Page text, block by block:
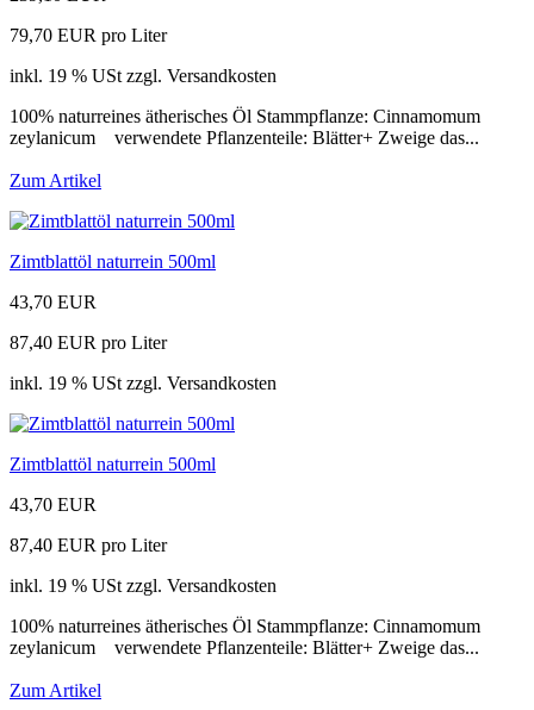
79,70 EUR pro Liter
inkl. 19 % USt zzgl. Versandkosten
100% naturreines ätherisches Öl Stammpflanze: Cinnamomum
zeylanicum verwendete Pflanzenteile: Blätter+ Zweige das...
Zum Artikel
Zimtblattöl naturrein 500ml
43,70 EUR
87,40 EUR pro Liter
inkl. 19 % USt zzgl. Versandkosten
Zimtblattöl naturrein 500ml
43,70 EUR
87,40 EUR pro Liter
inkl. 19 % USt zzgl. Versandkosten
100% naturreines ätherisches Öl Stammpflanze: Cinnamomum
zeylanicum verwendete Pflanzenteile: Blätter+ Zweige das...
Zum Artikel